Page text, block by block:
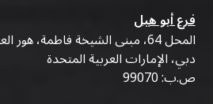
فرع أبو هيل
المحل 64، مبنى الشيخة فاطمة،
دبي، الإمارات العربية المتحدة
ص.ب: 99070